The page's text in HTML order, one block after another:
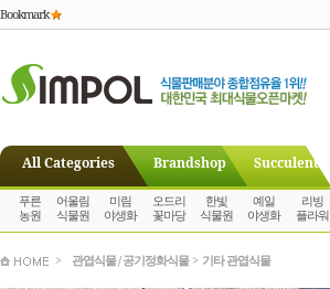
Bookmark
All Categories Brandshop Succulent
푸른
농원
어울림
식물원
미림
야생화
오드리
꽃마당
한빛
식물원
예일
야생화
리빙
플라워
> 관엽식물 / 공기정화식물 > 기타 관엽식물